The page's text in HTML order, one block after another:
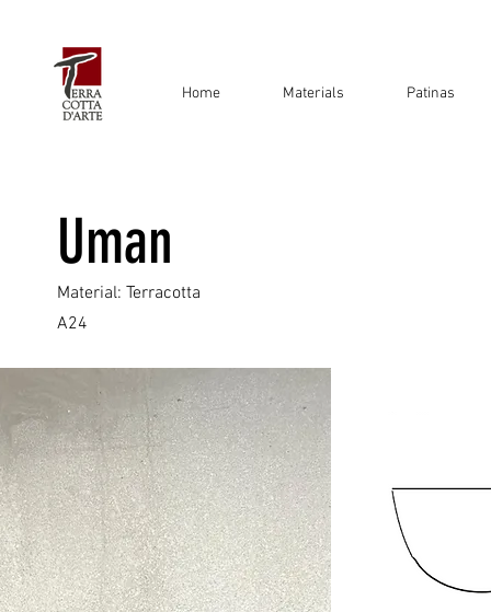
Home Materials Patinas
Uman
Material: Terracotta
A24